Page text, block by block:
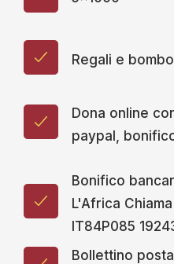
Regali e
Dona online
paypal,
Bonifico
L'Africa Chiama
IT84P085
Bollettino